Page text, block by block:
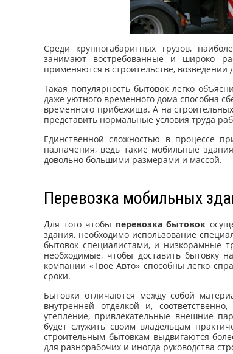
Среди крупногабаритных грузов,
занимают востребованные и широко
применяются в строительстве,
Такая популярность бытовок легко
даже уютного временного дома способна
временного прибежища. А на
представить нормальные условия труда
Единственной сложностью в процессе
назначения, ведь такие мобильные
довольно большими размерами и массой.
Перевозка мобильных
Для того чтобы перевозка бытовок
здания, необходимо использование
бытовок специалистами, и низкорамные
необходимые, чтобы доставить бытовку
компании «Твое Авто» способны легко
сроки.
Бытовки отличаются между собой
внутренней отделкой и,
утепление, привлекательные внешние
будет служить своим владельцам
строительным бытовкам выдвигаются
для разнорабочих и иногда руководства